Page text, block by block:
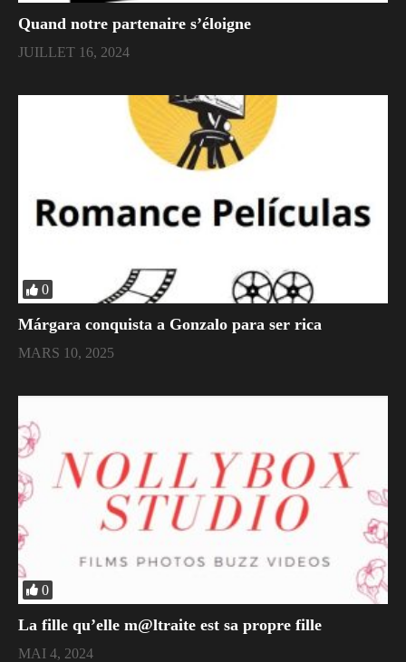
Quand notre partenaire s’éloigne
JUILLET 16, 2024
0
Márgara conquista a Gonzalo para ser rica
MARS 10, 2025
0
La fille qu’elle m@ltraite est sa propre fille
MAI 4, 2024